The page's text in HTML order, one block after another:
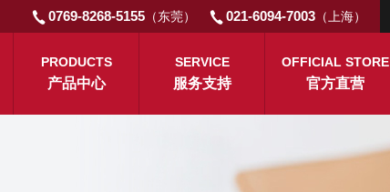
0769-8268-5155 （东莞） 021-6094-7003 （上海）
PRODUCTS
产品中心
SERVICE
服务支持
OFFICIAL STORE
官方直营